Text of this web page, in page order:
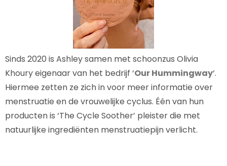
Sinds 2020 is Ashley samen met schoonzus Olivia
Khoury eigenaar van het bedrijf ‘Our Hummingway‘.
Hiermee zetten ze zich in voor meer informatie over
menstruatie en de vrouwelijke cyclus. Één van hun
producten is ‘The Cycle Soother’ pleister die met
natuurlijke ingrediënten menstruatiepijn verlicht.